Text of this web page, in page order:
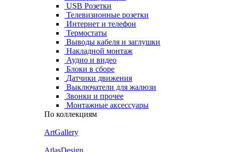
USB Розетки
Телевизионные розетки
Интернет и телефон
Термостаты
Выводы кабеля и заглушки
Накладной монтаж
Аудио и видео
Блоки в сборе
Датчики движения
Выключатели для жалюзи
Звонки и прочее
Монтажные аксессуары
По коллекциям
ArtGallery